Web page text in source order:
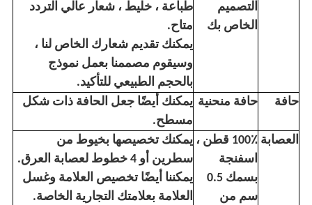
التصميم
الخاص بك
طباعة ، خليط ، شعار عالي التردد
متاح.
يمكنك تقديم شعارك الخاص لنا ،
وسيقوم مصممنا بعمل نموذج
بالحجم الطبيعي للتأكيد.
حافة
حافة منحنية يمكنك أيضًا جعل الحافة ذات شكل
مسطح.
العصابة
100٪ قطن ،
اسفنجة
بسمك 0.5
سم من
يمكنك تخصيصها بخيوط من
سطرين أو 4 خطوط لعصابة العرق.
يمكننا أيضًا تخصيص العلامة وغسل
العلامة بعلامتك التجارية الخاصة.